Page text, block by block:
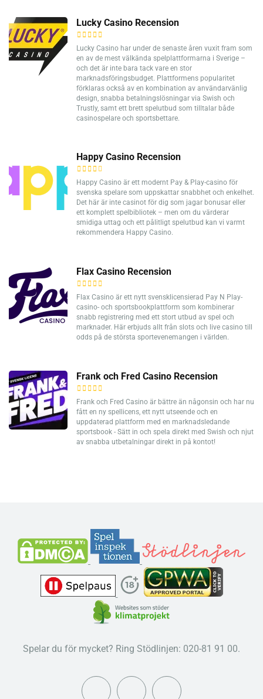
Lucky Casino Recension
Lucky Casino har under de senaste åren vuxit fram som
en av de mest välkända spelplattformarna i Sverige –
och det är inte bara tack vare en stor
marknadsföringsbudget. Plattformens popularitet
förklaras också av en kombination av användarvänlig
design, snabba betalningslösningar via Swish och
Trustly, samt ett brett spelutbud som tilltalar både
casinospelare och sportsbettare.
Happy Casino Recension
Happy Casino är ett modernt Pay & Play-casino för
svenska spelare som uppskattar snabbhet och enkelhet.
Det här är inte casinot för dig som jagar bonusar eller
ett komplett spelbibliotek – men om du värderar
smidiga uttag och ett pålitligt spelutbud kan vi varmt
rekommendera Happy Casino.
Flax Casino Recension
Flax Casino är ett nytt svensklicensierad Pay N Play-
casino- och sportsbookplattform som kombinerar
snabb registrering med ett stort utbud av spel och
marknader. Här erbjuds allt från slots och live casino till
odds på de största sportevenemangen i världen.
Frank och Fred Casino Recension
Frank och Fred Casino är bättre än någonsin och har nu
fått en ny spellicens, ett nytt utseende och en
uppdaterad plattform med en marknadsledande
sportsbook - Sätt in och spela direkt med Swish och njut
av snabba utbetalningar direkt in på kontot!
Spelar du för mycket? Ring Stödlinjen: 020-81 91 00.